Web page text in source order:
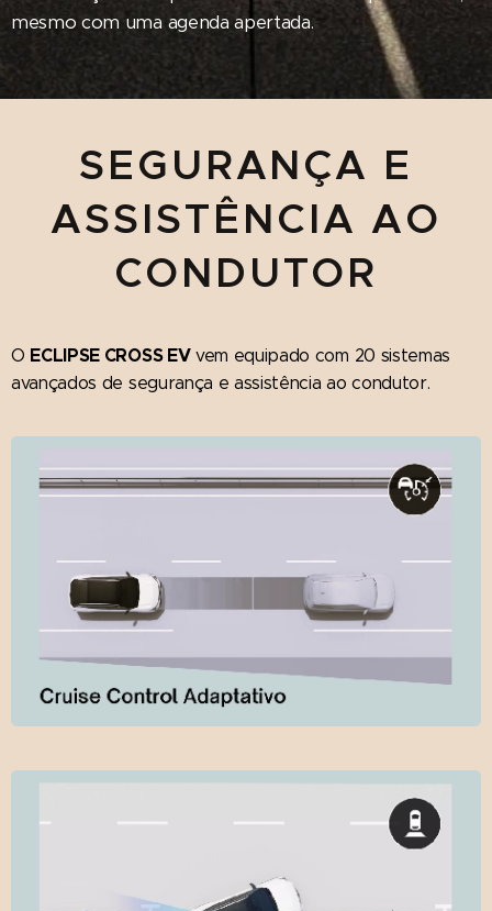
mesmo com uma agenda apertada.
SEGURANÇA E
ASSISTÊNCIA AO
CONDUTOR
O ECLIPSE CROSS EVvem equipado com 20 sistemas
avançados de segurança e assistência ao condutor.